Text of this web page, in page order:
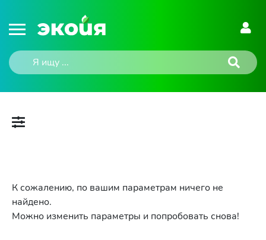
К сожалению, по вашим параметрам ничего не
найдено.
Можно изменить параметры и попробовать снова!